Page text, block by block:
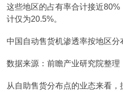
这些地区的占有率合计接近
计仅为20.5%。
中国自动售货机渗透率按地区分
数据来源：前瞻产业研究院整理
从自助售货分布点的业态来看